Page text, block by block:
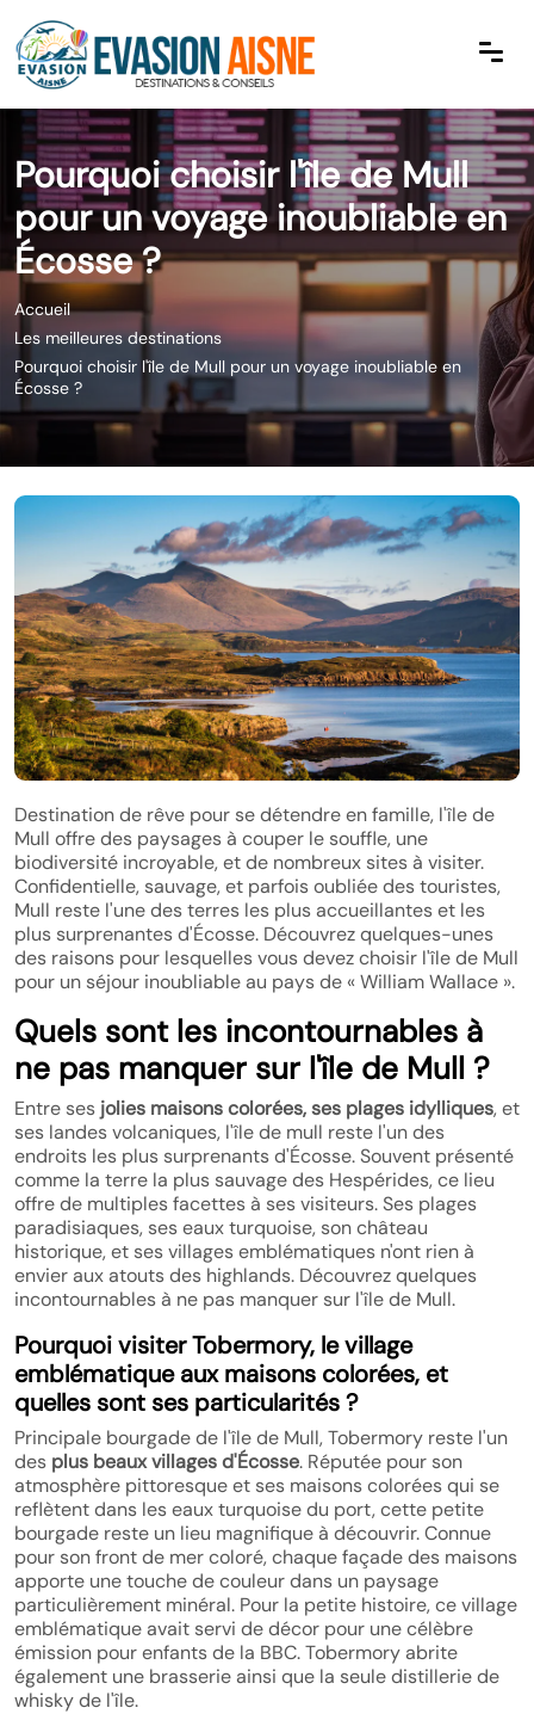
Pourquoi choisir l'île de Mull
pour un voyage inoubliable en
Écosse ?
Accueil
Les meilleures destinations
Pourquoi choisir l'île de Mull pour un voyage inoubliable en
Écosse ?
Destination de rêve pour se détendre en famille, l'île de
Mull offre des paysages à couper le souffle, une
biodiversité incroyable, et de nombreux sites à visiter.
Confidentielle, sauvage, et parfois oubliée des touristes,
Mull reste l'une des terres les plus accueillantes et les
plus surprenantes d'Écosse. Découvrez quelques-unes
des raisons pour lesquelles vous devez choisir l'île de Mull
pour un séjour inoubliable au pays de « William Wallace ».
Quels sont les incontournables à
ne pas manquer sur l'île de Mull ?
Entre ses jolies maisons colorées, ses plages idylliques, et
ses landes volcaniques, l'île de mull reste l'un des
endroits les plus surprenants d'Écosse. Souvent présenté
comme la terre la plus sauvage des Hespérides, ce lieu
offre de multiples facettes à ses visiteurs. Ses plages
paradisiaques, ses eaux turquoise, son château
historique, et ses villages emblématiques n'ont rien à
envier aux atouts des highlands. Découvrez quelques
incontournables à ne pas manquer sur l'île de Mull.
Pourquoi visiter Tobermory, le village
emblématique aux maisons colorées, et
quelles sont ses particularités ?
Principale bourgade de l'île de Mull, Tobermory reste l'un
des plus beaux villages d'Écosse. Réputée pour son
atmosphère pittoresque et ses maisons colorées qui se
reflètent dans les eaux turquoise du port, cette petite
bourgade reste un lieu magnifique à découvrir. Connue
pour son front de mer coloré, chaque façade des maisons
apporte une touche de couleur dans un paysage
particulièrement minéral. Pour la petite histoire, ce village
emblématique avait servi de décor pour une célèbre
émission pour enfants de la BBC. Tobermory abrite
également une brasserie ainsi que la seule distillerie de
whisky de l'île.